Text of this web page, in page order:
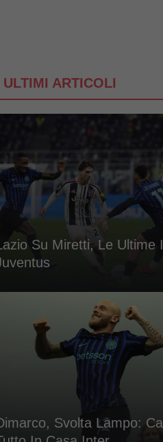
ULTIMI ARTICOLI
Su Miretti, Le Ultime
Svolta Lampo: